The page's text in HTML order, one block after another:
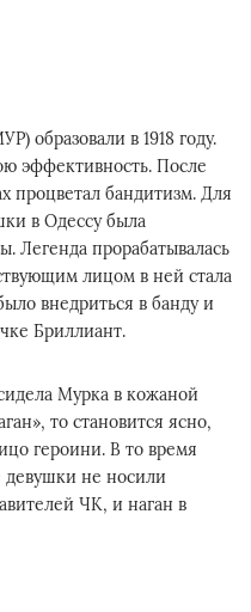
образовали в 1918 году.
эффективность. После
процветал бандитизм. Для
в Одессу была
Легенда прорабатывалась
лицом в ней стала
внедриться в банду и
Бриллиант.
Мурка в кожаной
то становится ясно,
героини. В то время
девушки не носили
ЧК, и наган в